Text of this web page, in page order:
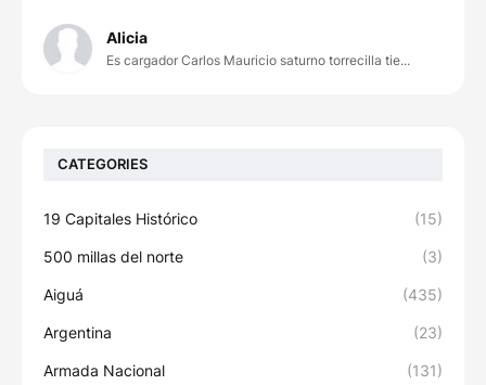
Alicia
Es cargador Carlos Mauricio saturno torrecilla tie...
CATEGORIES
19 Capitales Histórico (15)
500 millas del norte (3)
Aiguá (435)
Argentina (23)
Armada Nacional (131)